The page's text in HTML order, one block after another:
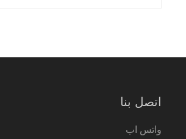
اتصل بنا
واتس اب